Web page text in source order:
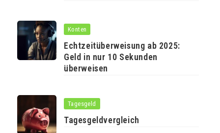
Konten
Echtzeitüberweisung ab 2025:
Geld in nur 10 Sekunden
überweisen
Tagesgeld
Tagesgeldvergleich